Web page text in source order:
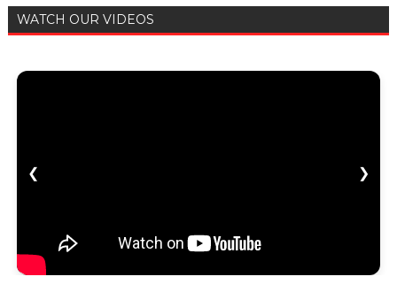
WATCH OUR VIDEOS
❮ ❯